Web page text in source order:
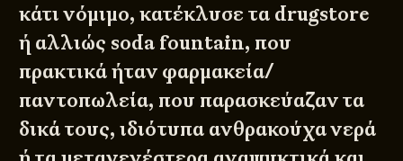
κάτι νόμιμο, κατέκλυσε τα drugstore
ή αλλιώς soda fountain, που
πρακτικά ήταν φαρμακεία/
παντοπωλεία, που παρασκεύαζαν τα
δικά τους, ιδιότυπα ανθρακούχα νερά